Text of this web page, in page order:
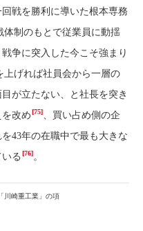
戦を勝利に導いた根本専務
体制のもとで従業員に動揺
争に突入した今こそ強まり
上げれば社員会から一層の
が立たない、と社長を突き
改め [75]、買い占め側の企
43年の在職中で最も大きな
る [76]。
川崎重工業」の項